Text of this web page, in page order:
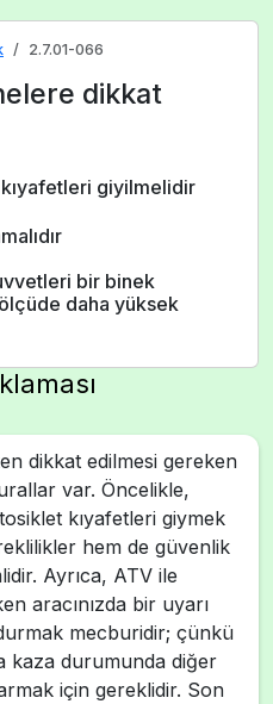
2.7.01-066
dikkat
giyilmelidir
bir binek
daha yüksek
dikkat edilmesi gereken
var. Öncelikle,
kıyafetleri giymek
hem de güvenlik
Ayrıca, ATV ile
aracınızda bir uyarı
mecburidir; çünkü
kaza durumunda diğer
için gereklidir. Son